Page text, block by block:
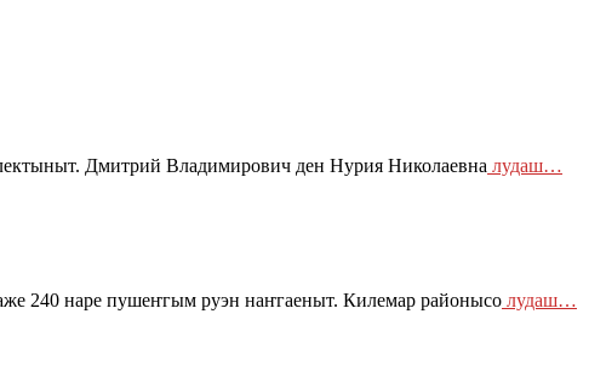
Дмитрий Владимирович ден Нурия Николаевна лудаш…
240 наре пушеҥгым руэн наҥгаеныт. Килемар районысо лудаш…